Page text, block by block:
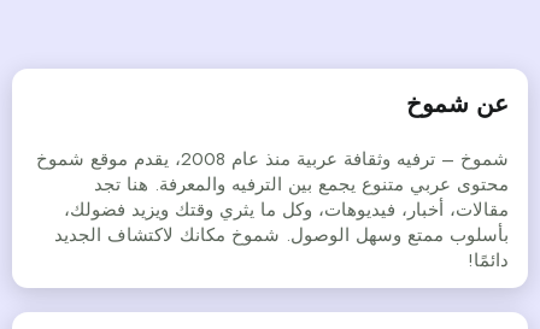
عن شموخ
شموخ – ترفيه وثقافة عربية منذ عام 2008، يقدم موقع شموخ
محتوى عربي متنوع يجمع بين الترفيه والمعرفة. هنا تجد
مقالات، أخبار، فيديوهات، وكل ما يثري وقتك ويزيد فضولك،
بأسلوب ممتع وسهل الوصول. شموخ مكانك لاكتشاف الجديد
دائمًا!